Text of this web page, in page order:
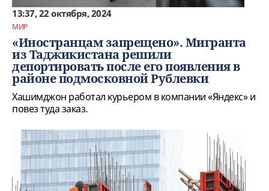
13:37, 22 октября, 2024
МИР
«Иностранцам запрещено». Мигранта
из Таджикистана решили
депортировать после его появления в
районе подмосковной Рублевки
Хашимджон работал курьером в компании «Яндекс» и
повез туда заказ.